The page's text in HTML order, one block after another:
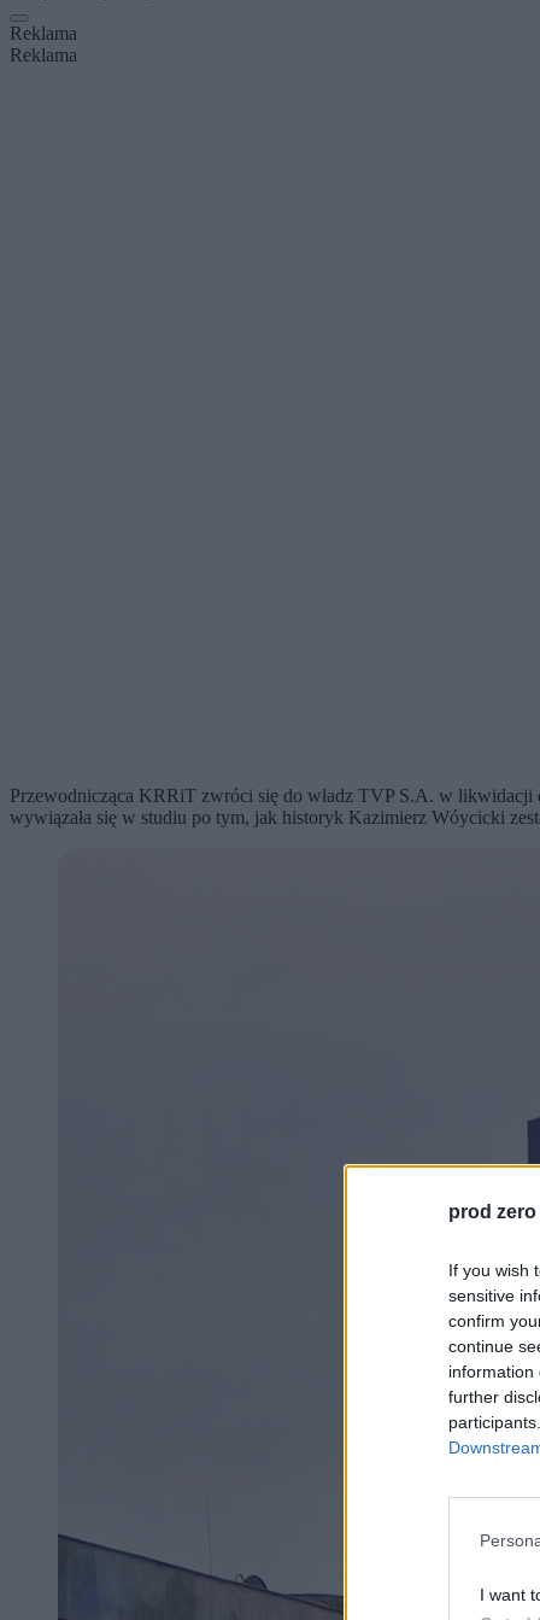
prod zero
If you wish
sensitive
confirm
continue
information
further
I want
Reklama
Reklama
Przewodnicząca KRRiT zwróci się do władz TVP S.A. w likwidacji
wywiązała się w studiu po tym, jak historyk Kazimierz Wóycicki